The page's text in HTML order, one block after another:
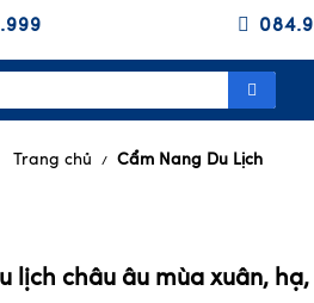
Trang chủ / Cẩm Nang Du Lịch
lịch châu âu mùa xuân,